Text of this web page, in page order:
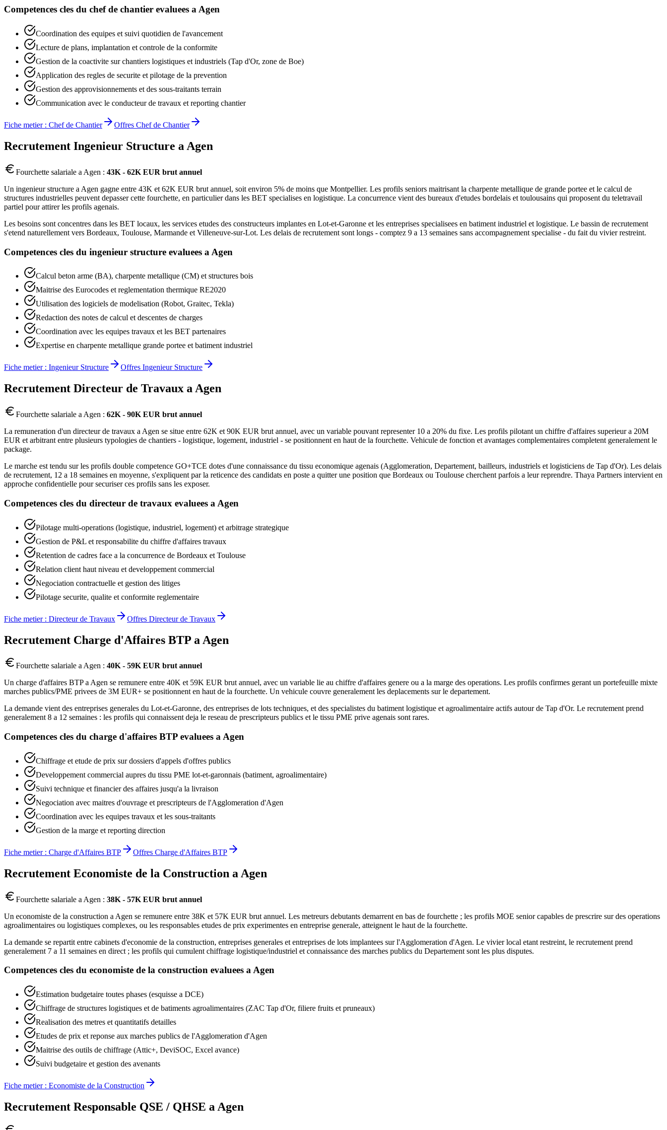
Competences cles du chef de chantier evaluees aAgen
Coordination des equipes et suivi quotidien de l'avancement
Lecture de plans, implantation et controle de la conformite
Gestion de la coactivite sur chantiers logistiques et industriels (Tap d'Or, zone de Boe)
Application des regles de securite et pilotage de la prevention
Gestion des approvisionnements et des sous-traitants terrain
Communication avec le conducteur de travaux et reporting chantier
Fiche metier : Chef de Chantier Offres Chef de Chantier
Recrutement Ingenieur Structure a Agen
Fourchette salariale a Agen : 43K - 62K EUR brut annuel
Un ingenieur structure a Agen gagne entre 43K et 62K EUR brut annuel, soit environ 5% de moins que Montpellier. Les profils seniors maitrisant la charpente metallique de grande portee et le calcul de
structures industrielles peuvent depasser cette fourchette, en particulier dans les BET specialises en logistique. La concurrence vient des bureaux d'etudes bordelais et toulousains qui proposent du teletravail
partiel pour attirer les profils agenais.
Les besoins sont concentres dans les BET locaux, les services etudes des constructeurs implantes en Lot-et-Garonne et les entreprises specialisees en batiment industriel et logistique. Le bassin de recrutement
s'etend naturellement vers Bordeaux, Toulouse, Marmande et Villeneuve-sur-Lot. Les delais de recrutement sont longs - comptez 9 a 13 semaines sans accompagnement specialise - du fait du vivier restreint.
Competences cles du ingenieur structure evaluees a Agen
Calcul beton arme (BA), charpente metallique (CM) et structures bois
Maitrise des Eurocodes et reglementation thermique RE2020
Utilisation des logiciels de modelisation (Robot, Graitec, Tekla)
Redaction des notes de calcul et descentes de charges
Coordination avec les equipes travaux et les BET partenaires
Expertise en charpente metallique grande portee et batiment industriel
Fiche metier : Ingenieur Structure Offres Ingenieur Structure
Recrutement Directeur de Travaux aAgen
Fourchette salariale a Agen : 62K - 90K EUR brut annuel
La remuneration d'un directeur de travaux a Agen se situe entre 62K et 90K EUR brut annuel, avec un variable pouvant representer 10 a 20% du fixe. Les profils pilotant un chiffre d'affaires superieur a 20M
EUR et arbitrant entre plusieurs typologies de chantiers - logistique, logement, industriel - se positionnent en haut de la fourchette. Vehicule de fonction et avantages complementaires completent generalement le
package.
Le marche est tendu sur les profils double competence GO+TCE dotes d'une connaissance du tissu economique agenais (Agglomeration, Departement, bailleurs, industriels et logisticiens de Tap d'Or). Les delais
de recrutement, 12 a 18 semaines en moyenne, s'expliquent par la reticence des candidats en poste a quitter une position que Bordeaux ou Toulouse cherchent parfois a leur reprendre. Thaya Partners intervient en
approche confidentielle pour securiser ces profils sans les exposer.
Competences cles du directeur de travaux evaluees a Agen
Pilotage multi-operations (logistique, industriel, logement) et arbitrage strategique
Gestion de P&L et responsabilite du chiffre d'affaires travaux
Retention de cadres face a la concurrence de Bordeaux et Toulouse
Relation client haut niveau et developpement commercial
Negociation contractuelle et gestion des litiges
Pilotage securite, qualite et conformite reglementaire
Fiche metier : Directeur de Travaux Offres Directeur de Travaux
Recrutement Charge d'Affaires BTP a Agen
Fourchette salariale aAgen : 40K - 59K EUR brut annuel
Un charge d'affaires BTP a Agen se remunere entre 40K et 59K EUR brut annuel, avec un variable lie au chiffre d'affaires genere ou a la marge des operations. Les profils confirmes gerant un portefeuille mixte
marches publics/PME privees de 3M EUR+ se positionnent en haut de la fourchette. Un vehicule couvre generalement les deplacements sur le departement.
La demande vient des entreprises generales du Lot-et-Garonne, des entreprises de lots techniques, et des specialistes du batiment logistique et agroalimentaire actifs autour de Tap d'Or. Le recrutement prend
generalement 8 a 12 semaines : les profils qui connaissent deja le reseau de prescripteurs publics et le tissu PME prive agenais sont rares.
Competences cles du charge d'affaires BTP evaluees a Agen
Chiffrage et etude de prix sur dossiers d'appels d'offres publics
Developpement commercial aupres du tissu PME lot-et-garonnais (batiment, agroalimentaire)
Suivi technique et financier des affaires jusqu'a la livraison
Negociation avec maitres d'ouvrage et prescripteurs de l'Agglomeration d'Agen
Coordination avec les equipes travaux et les sous-traitants
Gestion de la marge et reporting direction
Fiche metier : Charge d'Affaires BTP Offres Charge d'Affaires BTP
Recrutement Economiste de la Construction a Agen
Fourchette salariale a Agen : 38K - 57K EUR brut annuel
Un economiste de la construction a Agen se remunere entre 38K et 57K EUR brut annuel. Les metreurs debutants demarrent en bas de fourchette ; les profils MOE senior capables de prescrire sur des operations
agroalimentaires ou logistiques complexes, ou les responsables etudes de prix experimentes en entreprise generale, atteignent le haut de la fourchette.
La demande se repartit entre cabinets d'economie de la construction, entreprises generales et entreprises de lots implantees sur l'Agglomeration d'Agen. Le vivier local etant restreint, le recrutement prend
generalement 7 a 11 semaines en direct ; les profils qui cumulent chiffrage logistique/industriel et connaissance des marches publics du Departement sont les plus disputes.
Competences cles du economiste de la construction evaluees aAgen
Estimation budgetaire toutes phases (esquisse a DCE)
Chiffrage de structures logistiques et de batiments agroalimentaires (ZAC Tap d'Or, filiere fruits et pruneaux)
Realisation des metres et quantitatifs detailles
Etudes de prix et reponse aux marches publics de l'Agglomeration d'Agen
Maitrise des outils de chiffrage (Attic+, DeviSOC, Excel avance)
Suivi budgetaire et gestion des avenants
Fiche metier : Economiste de la Construction
Recrutement Responsable QSE / QHSE a Agen